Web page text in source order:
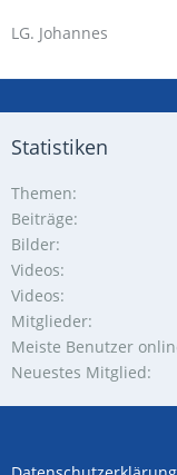
LG. Johannes
Statistiken
Themen
Beiträge
Bilder
Videos
Videos
Mitglieder
Meiste Benutzer
Neuestes Mitglied